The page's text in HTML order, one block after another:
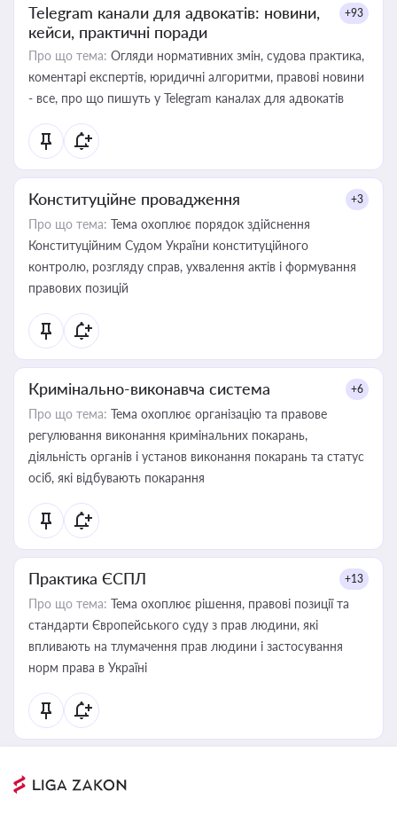
Telegram канали для адвокатів: новини,
кейси, практичні поради
+93
Про що тема: Огляди нормативних змін, судова практика,
коментарі експертів, юридичні алгоритми, правові новини
- все, про що пишуть у Telegram каналах для адвокатів
Конституційне провадження +3
Про що тема: Тема охоплює порядок здійснення
Конституційним Судом України конституційного
контролю, розгляду справ, ухвалення актів і формування
правових позицій
Кримінально-виконавча система +6
Про що тема: Тема охоплює організацію та правове
регулювання виконання кримінальних покарань,
діяльність органів і установ виконання покарань та статус
осіб, які відбувають покарання
Практика ЄСПЛ +13
Про що тема: Тема охоплює рішення, правові позиції та
стандарти Європейського суду з прав людини, які
впливають на тлумачення прав людини і застосування
норм права в Україні